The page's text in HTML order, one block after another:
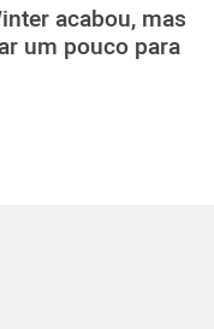
acabou, mas
um pouco para